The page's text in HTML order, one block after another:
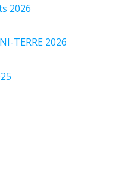
2026
TERRE 2026